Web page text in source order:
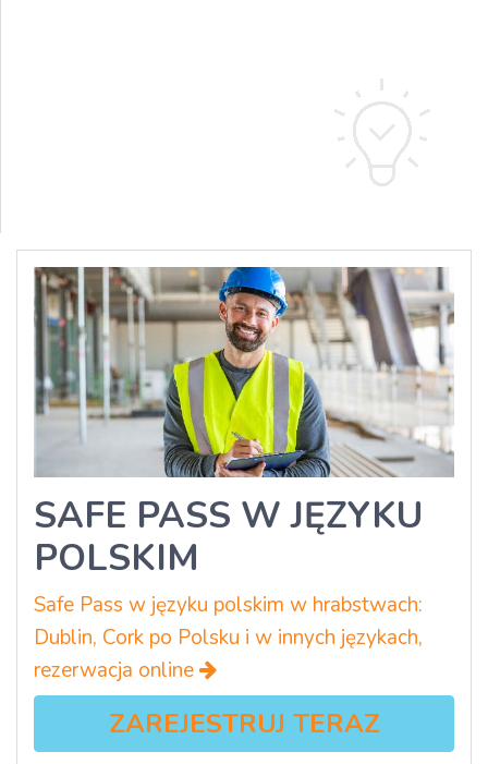
SAFE PASS W JĘZYKU
POLSKIM
Safe Pass w języku polskim w hrabstwach:
Dublin, Cork po Polsku i w innych językach,
rezerwacja online
ZAREJESTRUJ TERAZ